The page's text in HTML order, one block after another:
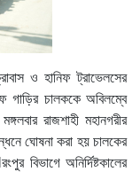
ও হানিফ ট্রাভেলসের
গাড়ির চালককে অবিলম্বে
রাজশাহী মহানগরীর
ঘোষনা করা হয় চালকের
বিভাগে অনির্দিষ্টকালের